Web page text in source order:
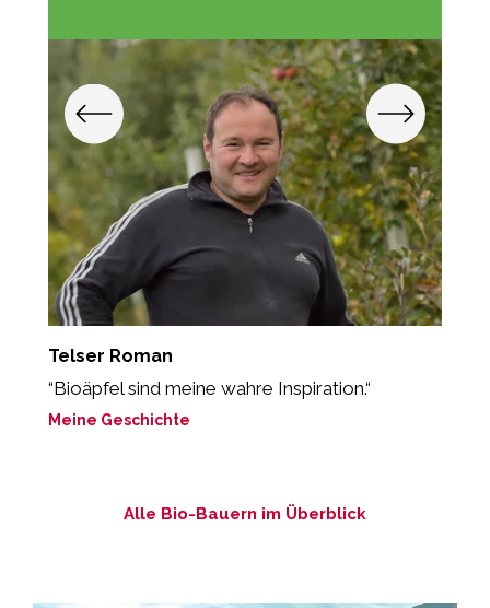
Telser Roman
“Bioäpfel sind meine wahre Inspiration.“
Meine Geschichte
Alle Bio-Bauern im Überblick